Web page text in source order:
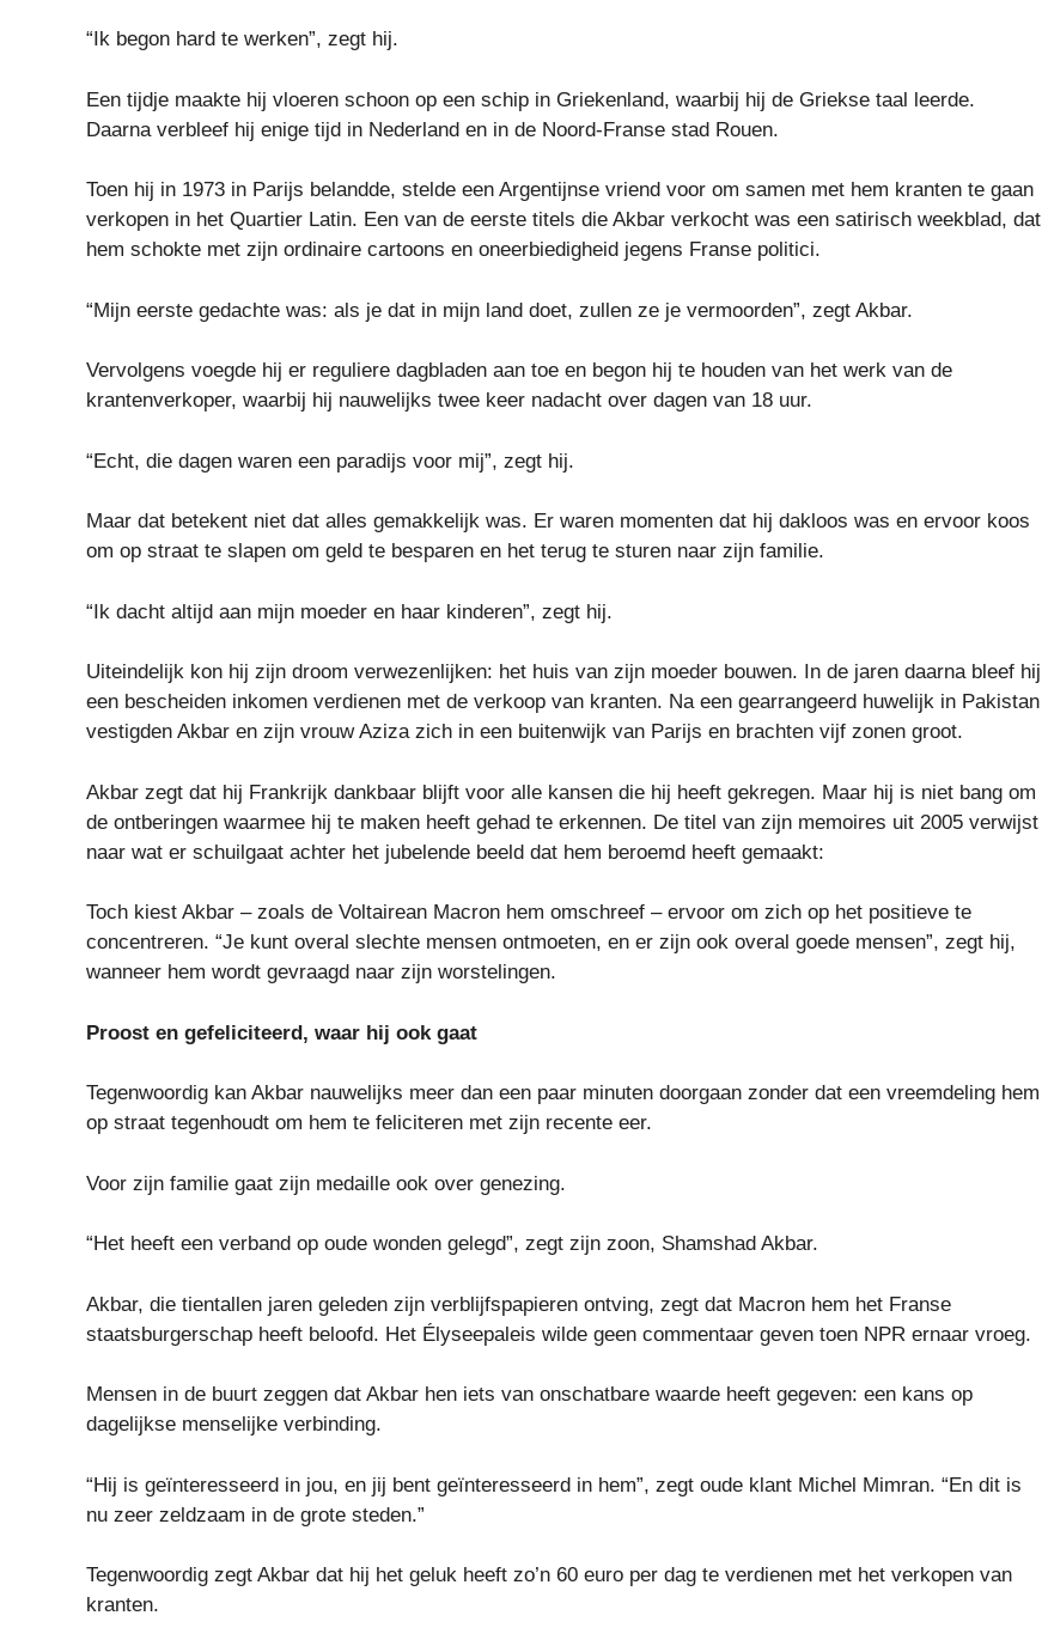
“Ik begon hard te werken”, zegt hij.
Een tijdje maakte hij vloeren schoon op een schip in Griekenland, waarbij hij de Griekse taal leerde.
Daarna verbleef hij enige tijd in Nederland en in de Noord-Franse stad Rouen.
Toen hij in 1973 in Parijs belandde, stelde een Argentijnse vriend voor om samen met hem kranten te gaan
verkopen in het Quartier Latin. Een van de eerste titels die Akbar verkocht was een satirisch weekblad, dat
hem schokte met zijn ordinaire cartoons en oneerbiedigheid jegens Franse politici.
“Mijn eerste gedachte was: als je dat in mijn land doet, zullen ze je vermoorden”, zegt Akbar.
Vervolgens voegde hij er reguliere dagbladen aan toe en begon hij te houden van het werk van de
krantenverkoper, waarbij hij nauwelijks twee keer nadacht over dagen van 18 uur.
“Echt, die dagen waren een paradijs voor mij”, zegt hij.
Maar dat betekent niet dat alles gemakkelijk was. Er waren momenten dat hij dakloos was en ervoor koos
om op straat te slapen om geld te besparen en het terug te sturen naar zijn familie.
“Ik dacht altijd aan mijn moeder en haar kinderen”, zegt hij.
Uiteindelijk kon hij zijn droom verwezenlijken: het huis van zijn moeder bouwen. In de jaren daarna bleef hij
een bescheiden inkomen verdienen met de verkoop van kranten. Na een gearrangeerd huwelijk in Pakistan
vestigden Akbar en zijn vrouw Aziza zich in een buitenwijk van Parijs en brachten vijf zonen groot.
Akbar zegt dat hij Frankrijk dankbaar blijft voor alle kansen die hij heeft gekregen. Maar hij is niet bang om
de ontberingen waarmee hij te maken heeft gehad te erkennen. De titel van zijn memoires uit 2005 verwijst
naar wat er schuilgaat achter het jubelende beeld dat hem beroemd heeft gemaakt:
Toch kiest Akbar – zoals de Voltairean Macron hem omschreef – ervoor om zich op het positieve te
concentreren. “Je kunt overal slechte mensen ontmoeten, en er zijn ook overal goede mensen”, zegt hij,
wanneer hem wordt gevraagd naar zijn worstelingen.
Proost en gefeliciteerd, waar hij ook gaat
Tegenwoordig kan Akbar nauwelijks meer dan een paar minuten doorgaan zonder dat een vreemdeling hem
op straat tegenhoudt om hem te feliciteren met zijn recente eer.
Voor zijn familie gaat zijn medaille ook over genezing.
“Het heeft een verband op oude wonden gelegd”, zegt zijn zoon, Shamshad Akbar.
Akbar, die tientallen jaren geleden zijn verblijfspapieren ontving, zegt dat Macron hem het Franse
staatsburgerschap heeft beloofd. Het Élyseepaleis wilde geen commentaar geven toen NPR ernaar vroeg.
Mensen in de buurt zeggen dat Akbar hen iets van onschatbare waarde heeft gegeven: een kans op
dagelijkse menselijke verbinding.
“Hij is geïnteresseerd in jou, en jij bent geïnteresseerd in hem”, zegt oude klant Michel Mimran. “En dit is
nu zeer zeldzaam in de grote steden.”
Tegenwoordig zegt Akbar dat hij het geluk heeft zo’n 60 euro per dag te verdienen met het verkopen van
kranten.